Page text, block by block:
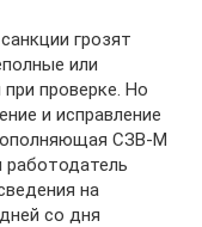
грозят
или
проверке. Но
и исправление
СЗВ-М
на
со дня